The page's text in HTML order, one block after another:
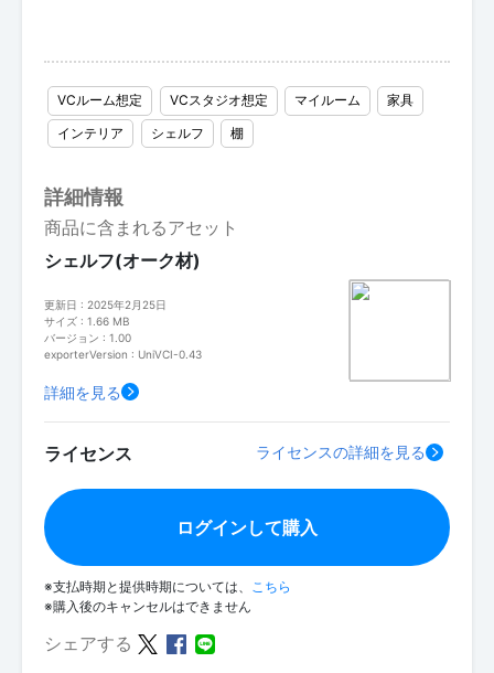
VCルーム想定 VCスタジオ想定 マイルーム
家具
インテリア
シェルフ 棚
詳細情報
商品に含まれるアセット
シェルフ(オーク材)
更新日 : 2025年2月25日
サイズ : 1.66 MB
バージョン : 1.00
exporterVersion : UniVCI-0.43
詳細を見る
ライセンス ライセンスの詳細を見る
ログインして購入
※支払時期と提供時期については、 こちら
※購入後のキャンセルはできません
シェアする